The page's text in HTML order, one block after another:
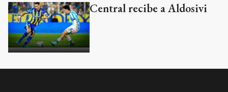
Central recibe a Aldosivi